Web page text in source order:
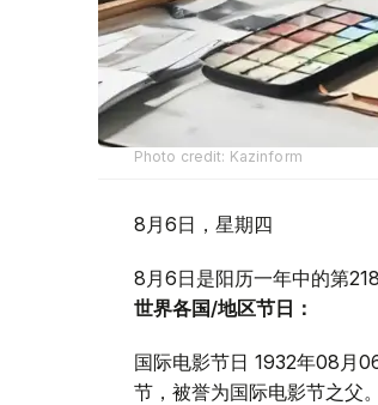
Photo credit: Kazinform
8月6日，星期四
8月6日是阳历一年中的第
世界各国/地区节日：
国际电影节日 1932年08月
节，被誉为国际电影节之父。